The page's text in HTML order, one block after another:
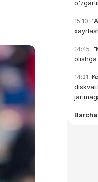
15:10
14:45
olishga
14:21